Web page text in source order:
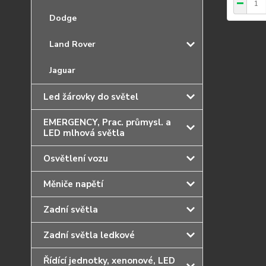
Dodge
Land Rover
Jaguar
Led žárovky do světel
EMERGENCY, Prac. průmysl. a
LED mlhová světla
Osvětlení vozu
Měniče napětí
Zadní světla
Zadní světla ledkové
Řídící jednotky, xenonové, LED